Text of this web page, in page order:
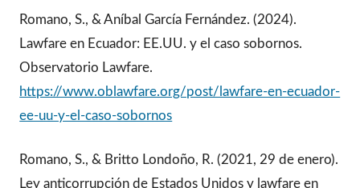
Romano, S., & Aníbal García Fernández. (2024).
Lawfare en Ecuador: EE.UU. y el caso sobornos.
Observatorio Lawfare.
https://www.oblawfare.org/post/lawfare-en-ecuador-
ee-uu-y-el-caso-sobornos
Romano, S., & Britto Londoño, R. (2021, 29 de enero).
Ley anticorrupción de Estados Unidos y lawfare en